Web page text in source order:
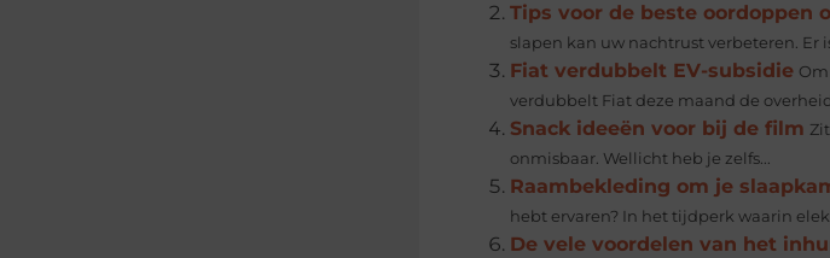
Tips voor de beste oordoppen
slapen kan uw nachtrust verbeteren. Er
Fiat verdubbelt EV-subsidie
verdubbelt Fiat deze maand de
Snack ideeën voor bij de film
onmisbaar. Wellicht heb je zelfs...
Raambekleding om je
hebt ervaren? In het tijdperk waarin
De vele voordelen van het